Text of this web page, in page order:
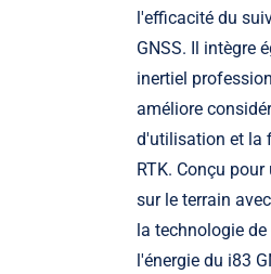
l'efficacité du
GNSS. Il intègre
inertiel
améliore
d'utilisation et la
RTK. Conçu
sur le terrain
la technologie
l'énergie du i83